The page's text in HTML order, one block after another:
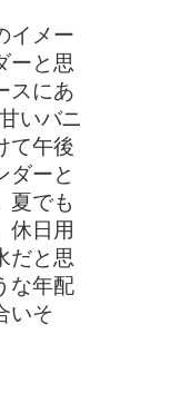
イメー
ーと思
スにあ
いバニ
て午後
ダーと
夏でも
休日用
だと思
な年配
いそ